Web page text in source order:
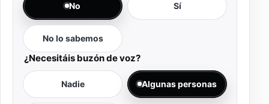
No Sí
No lo sabemos
¿Necesitáis buzón de voz?
Nadie Algunas personas